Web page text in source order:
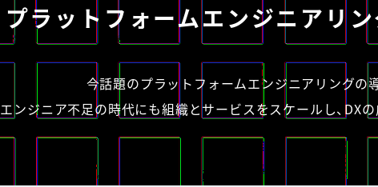
プラットフォームエンジニアリ
今話題のプラットフォームエンジニアリングの
エンジニア不足の時代にも組織とサービスをスケールし、DXの